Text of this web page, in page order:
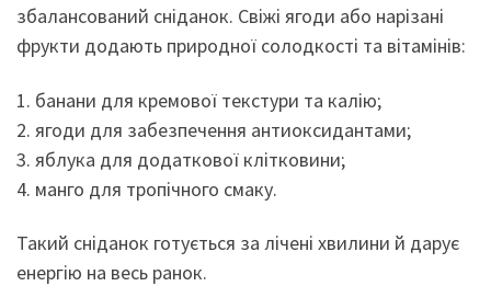
збалансований сніданок. Свіжі ягоди або нарізані
фрукти додають природної солодкості та вітамінів:
1. банани для кремової текстури та калію;
2. ягоди для забезпечення антиоксидантами;
3. яблука для додаткової клітковини;
4. манго для тропічного смаку.
Такий сніданок готується за лічені хвилини й дарує
енергію на весь ранок.